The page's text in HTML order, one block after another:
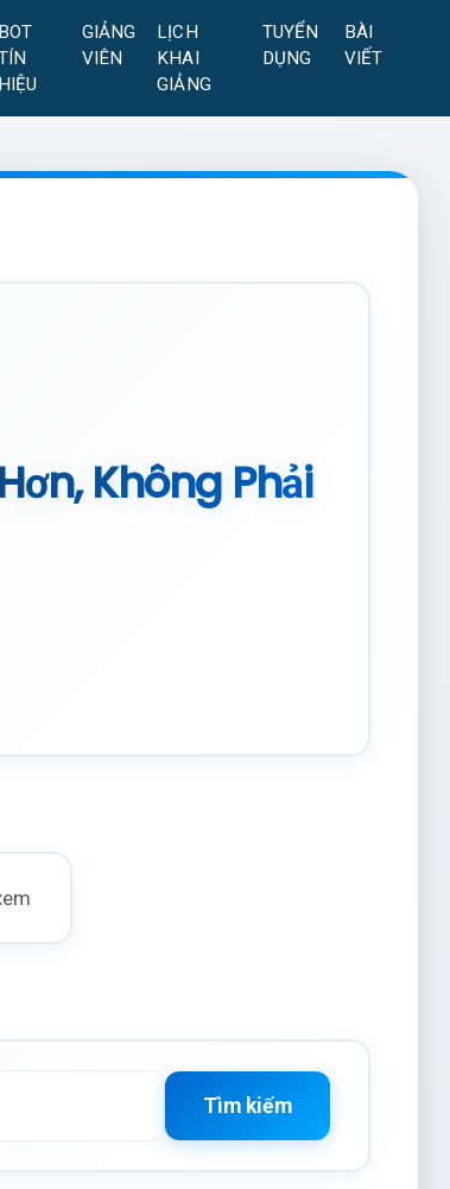
BOT
HIỆU
GIẢNG
VIÊN
LỊCH
KHAI
GIẢNG
TUYỂN
DỤNG
BÀI
VIẾT
Không Phải
Tìm kiếm